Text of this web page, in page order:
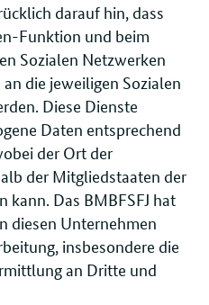
darauf hin, dass
Funktion und beim
Sozialen Netzwerken
die jeweiligen Sozialen
Diese Dienste
Daten entsprechend
der Ort der
der Mitgliedstaaten der
kann. Das BMBFSFJ hat
diesen Unternehmen
insbesondere die
an Dritte und